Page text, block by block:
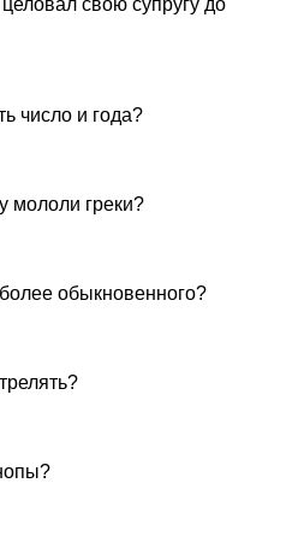
свою супругу до
число и года?
мололи греки?
обыкновенного?